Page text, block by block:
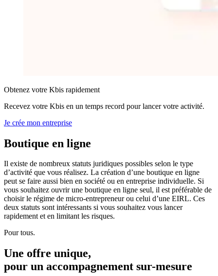
Obtenez votre Kbis rapidement
Recevez votre Kbis en un temps record pour lancer votre activité.
Je crée mon entreprise
Boutique en ligne
Il existe de nombreux statuts juridiques possibles selon le type
d’activité que vous réalisez. La création d’une boutique en ligne
peut se faire aussi bien en société ou en entreprise individuelle. Si
vous souhaitez ouvrir une boutique en ligne seul, il est préférable de
choisir le régime de micro-entrepreneur ou celui d’une EIRL. Ces
deux statuts sont intéressants si vous souhaitez vous lancer
rapidement et en limitant les risques.
Pour tous.
Une offre unique,
pour un accompagnement sur-mesure